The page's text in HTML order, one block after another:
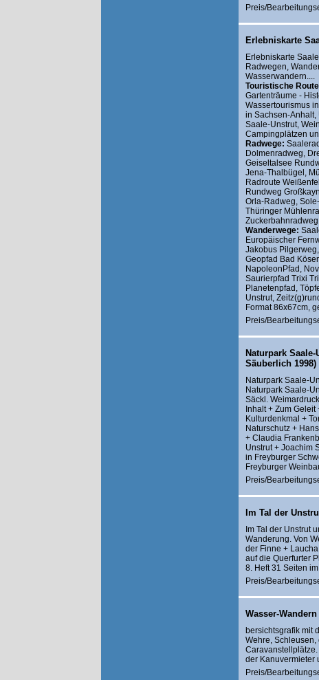
Preis/
Erlebniskarte
Erlebniskarte
Radwegen,
Wasserwandern....
Touristische
Gartenträume -
Wassertourismus
in Sachsen-Anhalt,
Saale-Unstrut,
Campingplätzen
Radwege:
Dolmenradweg,
Geiseltalsee
Jena-Thalbügel,
Radroute
Rundweg
Orla-Radweg,
Thüringer
Wanderwege:
Europäischer
Jakobus
Geopfad Bad
NapoleonPfad,
Saurierpfad Trixi
Planetenpfad,
Unstrut,
Format 86x67cm,
Preis/
Naturpark
Säuberlich 1998)
Naturpark Saale-
Naturpark Saale-
Säckl.
Inhalt + Zum
Kulturdenkmal +
Naturschutz +
+ Claudia
Unstrut + Joachim
in Freyburger
Freyburger
Preis/
Im Tal der
Im Tal der Unstrut
Wanderung. Von
der Finne +
auf die Querfurter
8. Heft 31 Seiten
Preis/
Wasser-
bersichtsgrafik mit
Wehre, Schleusen,
der Kanuvermieter
Preis/